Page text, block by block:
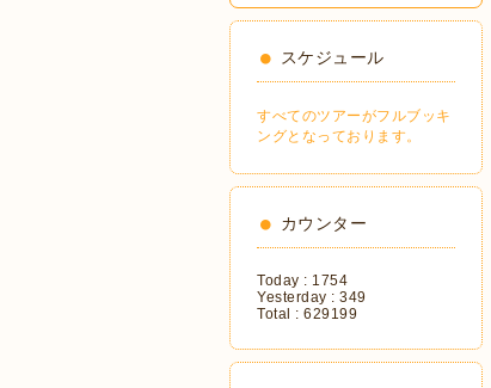
スケジュール
すべてのツアーがフルブッキ
ングとなっております。
カウンター
Today : 1754
Yesterday : 349
Total : 629199